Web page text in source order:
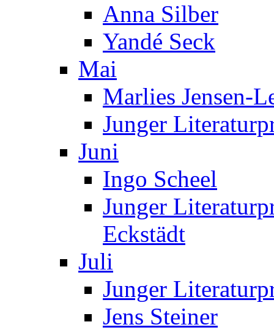
Anna Silber
Yandé Seck
Mai
Marlies Jensen-
Junger
Juni
Ingo Scheel
Junger
Eckstädt
Juli
Junger
Jens Steiner